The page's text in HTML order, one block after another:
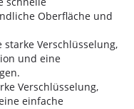
Oberfläche und
starke Verschlüsselung,
und eine
Verschlüsselung,
einfache